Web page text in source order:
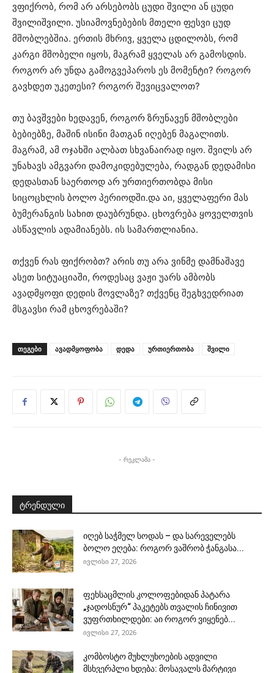
ვფიქრობ, რომ არ არსებობს ცუდი შვილი ან ცუდი
შვილიშვილი. უსიამოვნებების მთელი ფესვი ცუდ
მშობლებშია. ერთის მხრივ, ყველა ცდილობს, რომ
კარგი მშობელი იყოს, მაგრამ ყველას არ გამოსდის.
როგორ არ უნდა გამოგვეპაროს ეს მომენტი? როგორ
გავხდეთ უკეთესი? როგორ შევიცვალოთ?
თუ ბავშვები ხედავენ, როგორ ზრუნავენ მშობლები
ბებიებზე, მაშინ ისინი მათგან იღებენ მაგალითს.
მაგრამ, ამ ოჯახში ალბათ სხვანაირად იყო. შვილს არ
უნახავს ამგვარი დამოკიდებულება, ​​რადგან დედამისი
დედასთან საერთოდ არ ურთიერთობდა მისი
სიცოცხლის ბოლო პერიოდში.და აი, ყველაფერი მას
ბუმერანგის სახით დაუბრუნდა. ცხოვრება ყოველთვის
ასწავლის ადამიანებს. ის სამართლიანია.
თქვენ რას ფიქრობთ? არის თუ არა ვინმე დამნაშავე
ასეთ სიტუაციაში, როდესაც ვაჟი უარს ამბობს
ავადმყოფი დედის მოვლაზე? თქვენც შეგხვედრიათ
მსგავსი რამ ცხოვრებაში?
ᲗᲔᲒᲔᲑᲘ ავადმყოფობა დედა ურთიერთობა შვილი
- რეკლამა -
ტრენდული
იღებ საჭმელ სოდას – და სარეველებს
ბოლო ეღება: როგორ ვაშრობ ჭანგასა...
ივლისი 27, 2026
ფეხსაცმლის კოლოფებიდან პატარა
„ჯადოსნურ“ პაკეტებს თვალის ჩინივით
ვუფრთხილდები: აი როგორ ვიყენებ...
ივლისი 27, 2026
კომბოსტო მუხლუხოების ადვილი
მსხვერპლი ხდება: მოსავალს მარტივი